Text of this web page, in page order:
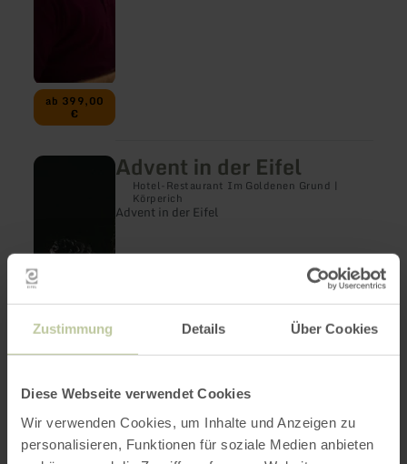
Zustimmung Details Über Cookies
Diese Webseite verwendet Cookies
Wir verwenden Cookies, um Inhalte und Anzeigen zu
personalisieren, Funktionen für soziale Medien anbieten
ab 399,00
€
ab 175,00
Advent in der Eifel
Hotel-Restaurant Im Goldenen Grund |
Körperich
Advent in der Eifel
mehr
Eifel